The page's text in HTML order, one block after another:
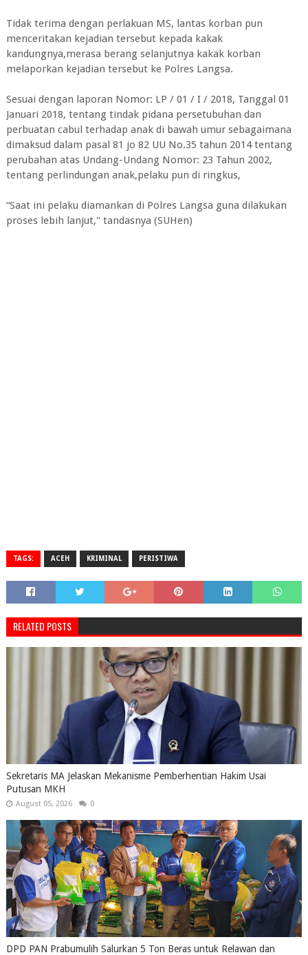
Tidak terima dengan perlakuan MS, lantas korban pun
menceritakan kejadian tersebut kepada kakak
kandungnya,merasa berang selanjutnya kakak korban
melaporkan kejadian tersebut ke Polres Langsa.
Sesuai dengan laporan Nomor: LP / 01 / I / 2018, Tanggal 01
Januari 2018, tentang tindak pidana persetubuhan dan
perbuatan cabul terhadap anak di bawah umur sebagaimana
dimaksud dalam pasal 81 jo 82 UU No.35 tahun 2014 tentang
perubahan atas Undang-Undang Nomor: 23 Tahun 2002,
tentang perlindungan anak,pelaku pun di ringkus,
“Saat ini pelaku diamankan di Polres Langsa guna dilakukan
proses lebih lanjut," tandasnya (SUHen)
TAGS: ACEH KRIMINAL PERISTIWA
RELATED POSTS
Sekretaris MA Jelaskan Mekanisme Pemberhentian Hakim Usai
Putusan MKH
August 05, 2026 0
DPD PAN Prabumulih Salurkan 5 Ton Beras untuk Relawan dan